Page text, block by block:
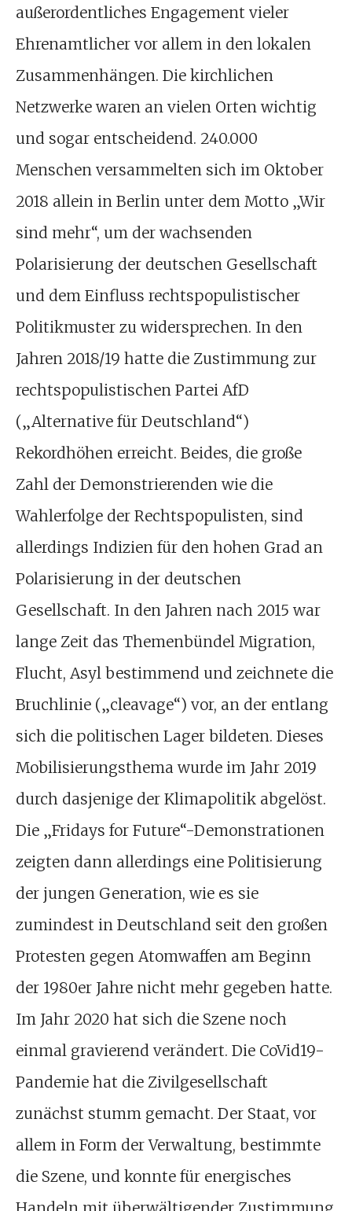
außerordentliches Engagement vieler
Ehrenamtlicher vor allem in den lokalen
Zusammenhängen. Die kirchlichen
Netzwerke waren an vielen Orten wichtig
und sogar entscheidend. 240.000
Menschen versammelten sich im Oktober
2018 allein in Berlin unter dem Motto „Wir
sind mehr“, um der wachsenden
Polarisierung der deutschen Gesellschaft
und dem Einfluss rechtspopulistischer
Politikmuster zu widersprechen. In den
Jahren 2018/19 hatte die Zustimmung zur
rechtspopulistischen Partei AfD
(„Alternative für Deutschland“)
Rekordhöhen erreicht. Beides, die große
Zahl der Demonstrierenden wie die
Wahlerfolge der Rechtspopulisten, sind
allerdings Indizien für den hohen Grad an
Polarisierung in der deutschen
Gesellschaft. In den Jahren nach 2015 war
lange Zeit das Themenbündel Migration,
Flucht, Asyl bestimmend und zeichnete die
Bruchlinie („cleavage“) vor, an der entlang
sich die politischen Lager bildeten. Dieses
Mobilisierungsthema wurde im Jahr 2019
durch dasjenige der Klimapolitik abgelöst.
Die „Fridays for Future“-Demonstrationen
zeigten dann allerdings eine Politisierung
der jungen Generation, wie es sie
zumindest in Deutschland seit den großen
Protesten gegen Atomwaffen am Beginn
der 1980er Jahre nicht mehr gegeben hatte.
Im Jahr 2020 hat sich die Szene noch
einmal gravierend verändert. Die CoVid19-
Pandemie hat die Zivilgesellschaft
zunächst stumm gemacht. Der Staat, vor
allem in Form der Verwaltung, bestimmte
die Szene, und konnte für energisches